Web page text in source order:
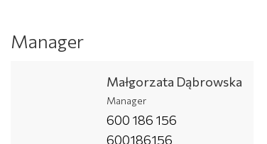
Manager
Małgorzata Dąbrowska
Manager
600 186 156
600186156